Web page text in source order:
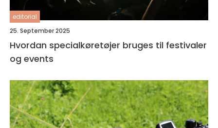
editorial
25. September 2025
Hvordan specialkøretøjer bruges til festivaler
og events